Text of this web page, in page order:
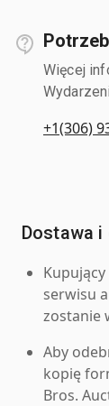
Więcej
+1(306)
Dostawa
serwisu
zostanie
Aby
kopię
Bros.